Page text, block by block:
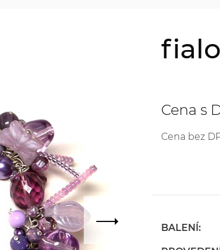
Cena s
Cena bez
BALENÍ: